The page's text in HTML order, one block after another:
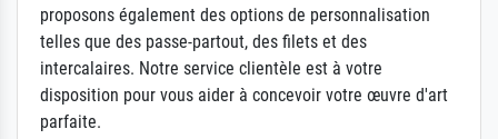
proposons également des options de personnalisation
telles que des passe-partout, des filets et des
intercalaires. Notre service clientèle est à votre
disposition pour vous aider à concevoir votre œuvre d'art
parfaite.